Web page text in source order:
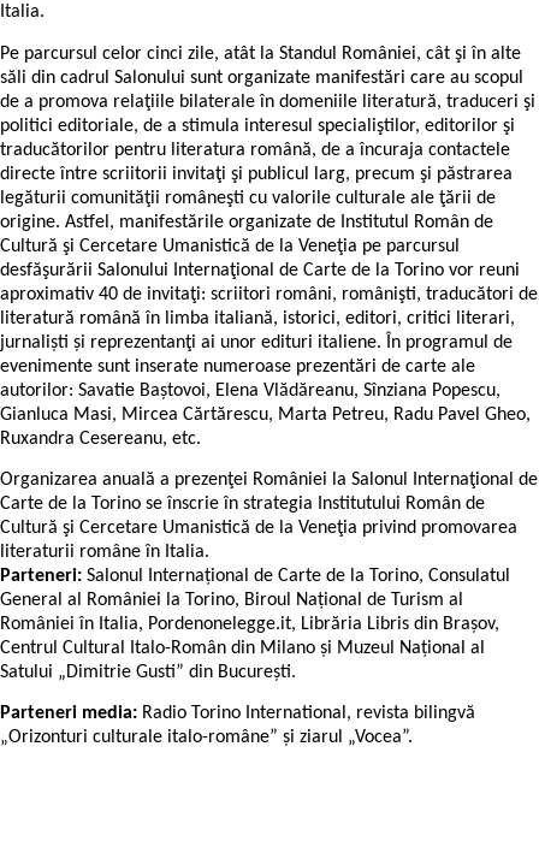
Italia.
Pe parcursul celor cinci zile, atât la Standul României, cât şi în alte
săli din cadrul Salonului sunt organizate manifestări care au scopul
de a promova relaţiile bilaterale în domeniile literatură, traduceri şi
politici editoriale, de a stimula interesul specialiştilor, editorilor şi
traducătorilor pentru literatura română, de a încuraja contactele
directe între scriitorii invitaţi şi publicul larg, precum şi păstrarea
legăturii comunităţii româneşti cu valorile culturale ale ţării de
origine. Astfel, manifestările organizate de Institutul Român de
Cultură şi Cercetare Umanistică de la Veneţia pe parcursul
desfăşurării Salonului Internaţional de Carte de la Torino vor reuni
aproximativ 40 de invitaţi: scriitori români, românişti, traducători de
literatură română în limba italiană, istorici, editori, critici literari,
jurnaliști și reprezentanţi ai unor edituri italiene. În programul de
evenimente sunt inserate numeroase prezentări de carte ale
autorilor: Savatie Baștovoi, Elena Vlădăreanu, Sînziana Popescu,
Gianluca Masi, Mircea Cărtărescu, Marta Petreu, Radu Pavel Gheo,
Ruxandra Cesereanu, etc.
Organizarea anuală a prezenţei României la Salonul Internaţional de
Carte de la Torino se înscrie în strategia Institutului Român de
Cultură şi Cercetare Umanistică de la Veneţia privind promovarea
literaturii române în Italia.
Parteneri: Salonul Internațional de Carte de la Torino, Consulatul
General al României la Torino, Biroul Național de Turism al
României în Italia, Pordenonelegge.it, Librăria Libris din Brașov,
Centrul Cultural Italo-Român din Milano și Muzeul Național al
Satului „Dimitrie Gusti” din București.
Parteneri media: Radio Torino International, revista bilingvă
„Orizonturi culturale italo-române” și ziarul „Vocea”.